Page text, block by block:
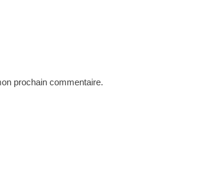
prochain commentaire.